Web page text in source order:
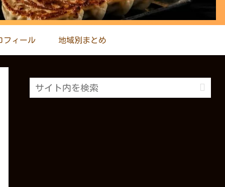
フィール 地域別まとめ